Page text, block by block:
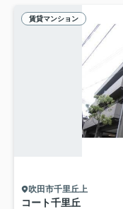
賃貸マンション
吹田市千里丘上
コート千里丘